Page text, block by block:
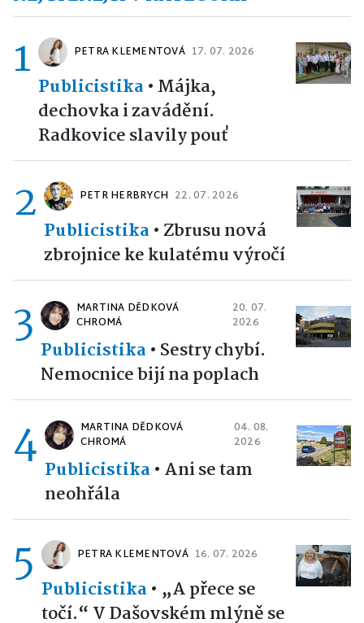
1 PETRA KLEMENTOVÁ 17. 07. 2026
Publicistika• Májka,
dechovka i zavádění.
Radkovice slavily pouť
2 PETR HERBRYCH 22. 07. 2026
Publicistika• Zbrusu nová
zbrojnice ke kulatému výročí
3
MARTINA DĚDKOVÁ
CHROMÁ
20. 07.
2026
Publicistika• Sestry chybí.
Nemocnice bijí na poplach
4
MARTINA DĚDKOVÁ
CHROMÁ
04. 08.
2026
Publicistika• Ani se tam
neohřála
5 PETRA KLEMENTOVÁ 16. 07. 2026
Publicistika• „A přece se
točí.“ V Dašovském mlýně se